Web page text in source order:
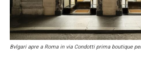
Bvlgari apre a Roma in via Condotti prima boutique